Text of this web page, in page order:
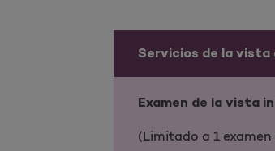
Servicios de la
Examen de la vista
(Limitado a 1